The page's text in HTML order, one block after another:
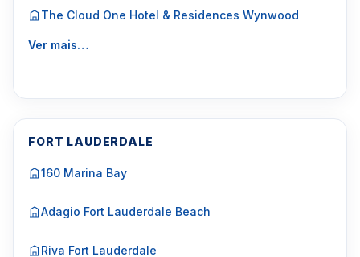
The Cloud One Hotel & Residences Wynwood
Ver mais…
FORT LAUDERDALE
160 Marina Bay
Adagio Fort Lauderdale Beach
Riva Fort Lauderdale